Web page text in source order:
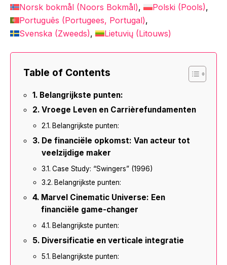
Norsk bokmål (Noors Bokmål) Polski (Pools)
Português (Portugees, Portugal)
Svenska (Zweeds) Lietuvių (Litouws)
Table of Contents
Belangrijkste punten:
Vroege Leven en Carrièrefundamenten
Belangrijkste punten:
De financiële opkomst: Van acteur tot
veelzijdige maker
Case Study: “Swingers” (1996)
Belangrijkste punten:
Marvel Cinematic Universe: Een
financiële game-changer
Belangrijkste punten:
Diversificatie en verticale integratie
Belangrijkste punten: